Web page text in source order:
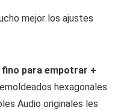
mejor los ajustes
para empotrar +
hexagonales
Audio originales les